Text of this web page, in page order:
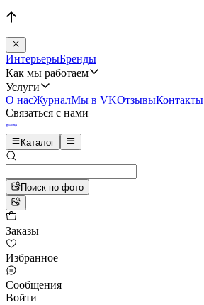
ИнтерьерыБренды
Как мы работаем
Услуги
О насЖурналМы в VKОтзывыКонтакты
Связаться с нами
Каталог
Поиск по фото
Заказы
Избранное
Сообщения
Войти